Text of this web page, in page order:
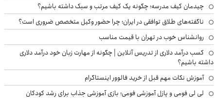
چیدمان کیف مدرسه؛ چگونه یک کیف مرتب و سبک داشته باشیم؟
ناگفته‌های طلاق توافقی در ایران؛ چرا حضور وکیل متخصص ضروری است؟
روانشناس خوب در تهران با قیمت مناسب
کسب درآمد دلاری از تدریس آنلاین | چگونه از مهارت زبان خود درآمد دلاری
داشته باشیم؟
آموزش نکات مهم قبل از خرید فالوور اینستاگرام
لی لی فومی و پازل آموزشی فومی؛ بازی آموزشی جذاب برای رشد کودکان